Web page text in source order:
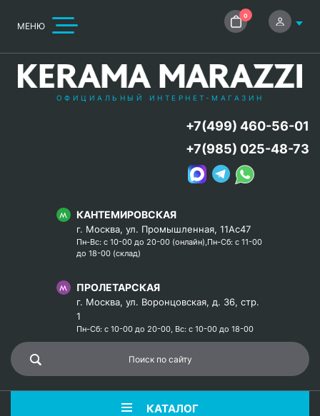
МЕНЮ
0
ОФИЦИАЛЬНЫЙ ИНТЕРНЕТ-МАГАЗИН
КАНТЕМИРОВСКАЯ
г. Москва, ул. Промышленная, 11Ас47
Пн-Вс: с 10-00 до 20-00 (онлайн),Пн-Сб: с 11-00
до 18-00 (склад)
ПРОЛЕТАРСКАЯ
г. Москва, ул. Воронцовская, д. 36, стр.
1
Пн-Сб: с 10-00 до 20-00, Вс: с 10-00 до 18-00
+7(499) 460-56-01
+7(985) 025-48-73
КАТАЛОГ